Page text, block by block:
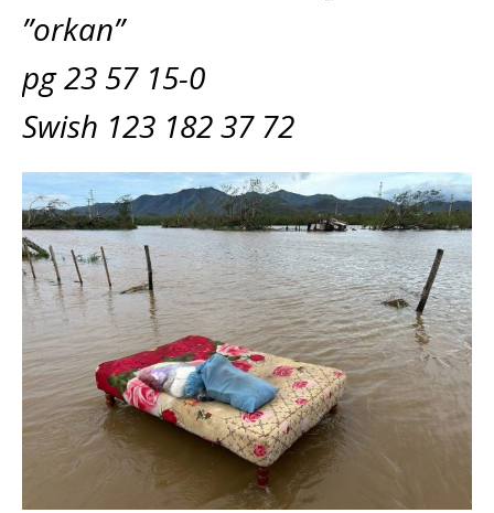
”orkan”
pg 23 57 15-0
Swish 123 182 37 72